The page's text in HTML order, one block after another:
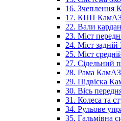
16. Зчеплення
17. КПП
22. Вали
23. Міст
24. Міст
25. Міст
27. Сідельний
28. Рама КамАЗ
29. Підвіска
30. Вісь
31. Колеса та
34. Рульове
35. Гальмівна